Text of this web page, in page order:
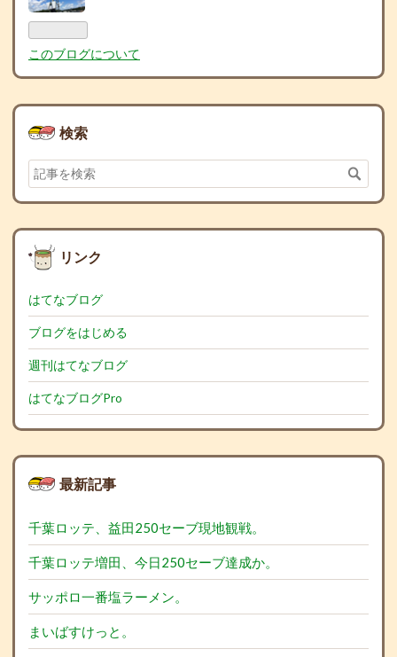
このブログについて
検索
リンク
はてなブログ
ブログをはじめる
週刊はてなブログ
はてなブログPro
最新記事
千葉ロッテ、益田250セーブ現地観戦。
千葉ロッテ増田、今日250セーブ達成か。
サッポロ一番塩ラーメン。
まいばすけっと。